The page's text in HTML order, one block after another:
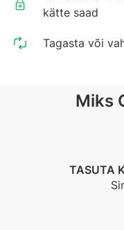
kätte saad
Tagasta või
Miks
TASUTA